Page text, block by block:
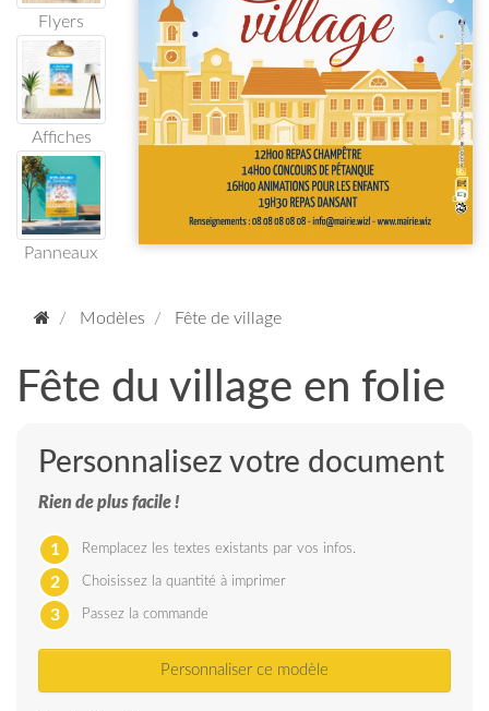
Flyers
Affiches
Panneaux
Modèles Fête de village
Fête du village en folie
Personnalisez votre document
Rien de plus facile !
1 Remplacez les textes existants par vos infos.
2 Choisissez la quantité à imprimer
3 Passez la commande
Personnaliser ce modèle